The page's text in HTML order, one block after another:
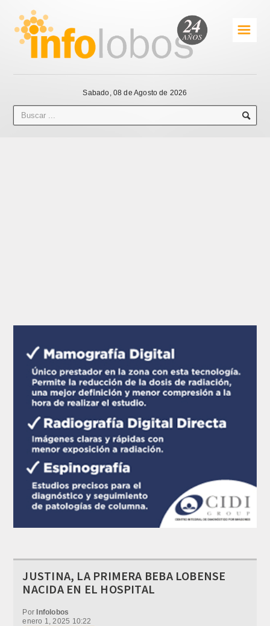
☰
Sabado, 08 de Agosto de 2026
JUSTINA, LA PRIMERA BEBA LOBENSE
NACIDA EN EL HOSPITAL
PorInfolobos
enero 1, 2025 10:22